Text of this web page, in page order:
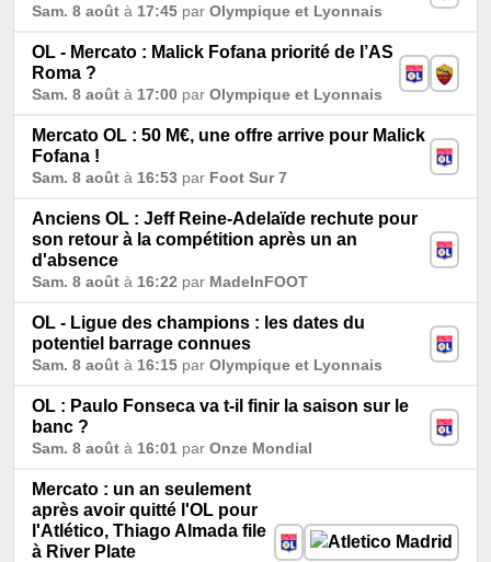
Sam. 8 août à 17:45 par Olympique et Lyonnais
OL - Mercato : Malick Fofana priorité de l’AS
Roma ?
Sam. 8 août à 17:00 par Olympique et Lyonnais
Mercato OL : 50 M€, une offre arrive pour Malick
Fofana !
Sam. 8 août à 16:53 par Foot Sur 7
Anciens OL : Jeff Reine-Adelaïde rechute pour
son retour à la compétition après un an
d'absence
Sam. 8 août à 16:22 par MadeInFOOT
OL - Ligue des champions : les dates du
potentiel barrage connues
Sam. 8 août à 16:15 par Olympique et Lyonnais
OL : Paulo Fonseca va t-il finir la saison sur le
banc ?
Sam. 8 août à 16:01 par Onze Mondial
Mercato : un an seulement
après avoir quitté l'OL pour
l'Atlético, Thiago Almada file
à River Plate